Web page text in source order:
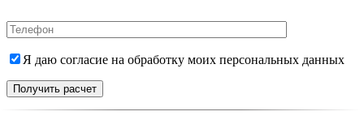
Я даю согласие на обработку моих персональных данных
Получить расчет